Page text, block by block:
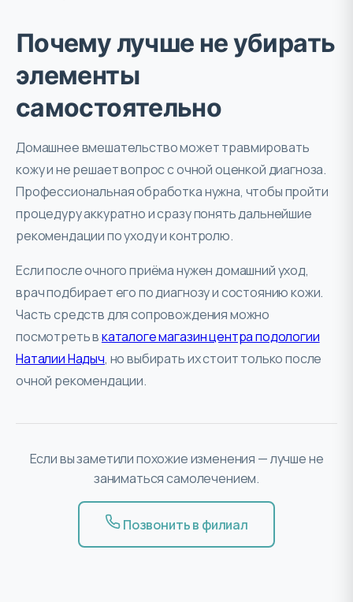
Почему лучше не убирать
элементы
самостоятельно
Домашнее вмешательство может травмировать
кожу и не решает вопрос с очной оценкой диагноза.
Профессиональная обработка нужна, чтобы пройти
процедуру аккуратно и сразу понять дальнейшие
рекомендации по уходу и контролю.
Если после очного приёма нужен домашний уход,
врач подбирает его по диагнозу и состоянию кожи.
Часть средств для сопровождения можно
посмотреть вкаталоге магазин центра подологии
Наталии Надыч, но выбирать их стоит только после
очной рекомендации.
Если вы заметили похожие изменения — лучше не
заниматься самолечением.
Позвонить в филиал